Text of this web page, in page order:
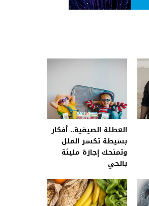
العطلة الصيفية.. أفكار
بسيطة تكسر الملل
وتمنحك إجازة مليئة
بالحي